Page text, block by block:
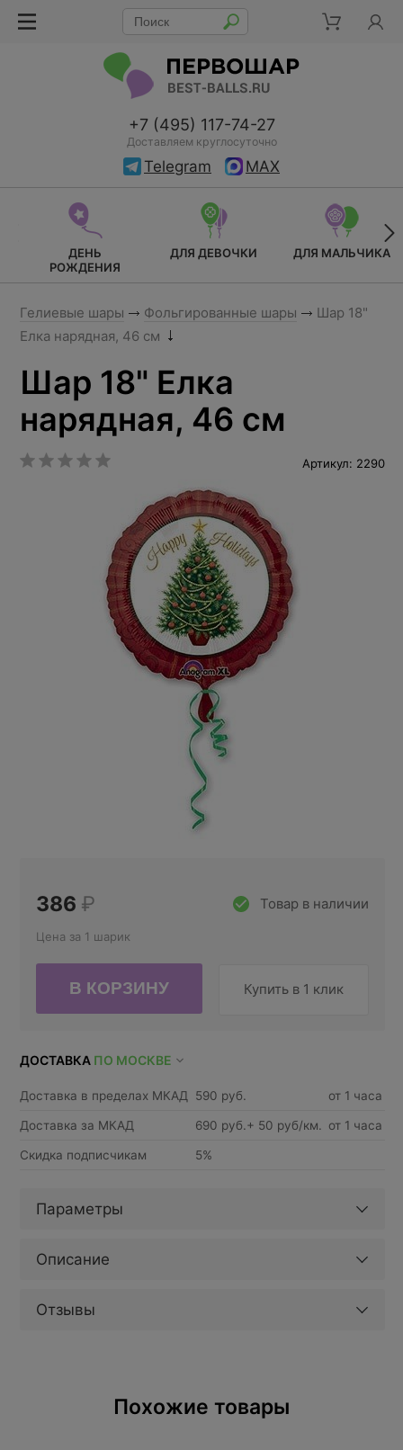
+7 (495) 117-74-27
Доставляем круглосуточно
Telegram MAX
ДЕНЬ
РОЖДЕНИЯ
ДЛЯ ДЕВОЧКИ ДЛЯ МАЛЬЧИКА
Гелиевые шары Фольгированные шары
Шар 18"
Елка нарядная, 46 см
Шар 18" Елка
нарядная, 46 см
Артикул: 2290
Товар в наличии
386 ₽
Цена за 1 шарик
Купить в 1 клик
ДОСТАВКА ПО МОСКВЕ
Доставка в пределах МКАД 590 руб. от 1 часа
Доставка за МКАД 690 руб.+ 50 руб/км. от 1 часа
Скидка подписчикам 5%
Параметры
Описание
Отзывы
Похожие товары